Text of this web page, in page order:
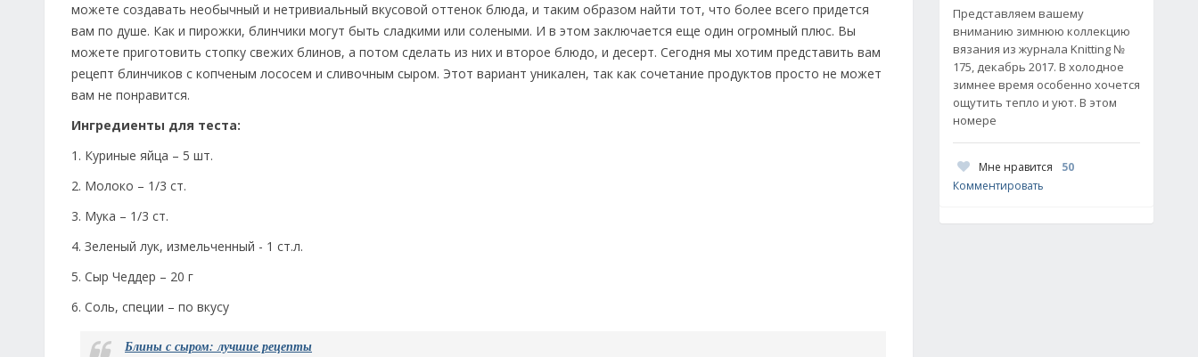
можете создавать необычный и нетривиальный вкусовой оттенок блюда, и таким образом найти тот, что более всего придется
вам по душе. Как и пирожки, блинчики могут быть сладкими или солеными. И в этом заключается еще один огромный плюс. Вы
можете приготовить стопку свежих блинов, а потом сделать из них и второе блюдо, и десерт. Сегодня мы хотим представить вам
рецепт блинчиков с копченым лососем и сливочным сыром. Этот вариант уникален, так как сочетание продуктов просто не может
вам не понравится.
Ингредиенты для теста:
1. Куриные яйца – 5 шт.
2. Молоко – 1/3 ст.
3. Мука – 1/3 ст.
4. Зеленый лук, измельченный - 1 ст.л.
5. Сыр Чеддер – 20 г
6. Соль, специи – по вкусу
Блины с сыром: лучшие рецепты
Представляем вашему
вниманию зимнюю коллекцию
вязания из журнала Knitting №
175, декабрь 2017. В холодное
зимнее время особенно хочется
ощутить тепло и уют. В этом
номере
Мне нравится
50
Комментировать